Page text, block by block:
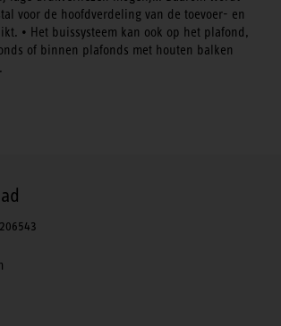
voor de hoofdverdeling van de toevoer- en
• Het buissysteem kan ook op het plafond,
of binnen plafonds met houten balken
206543